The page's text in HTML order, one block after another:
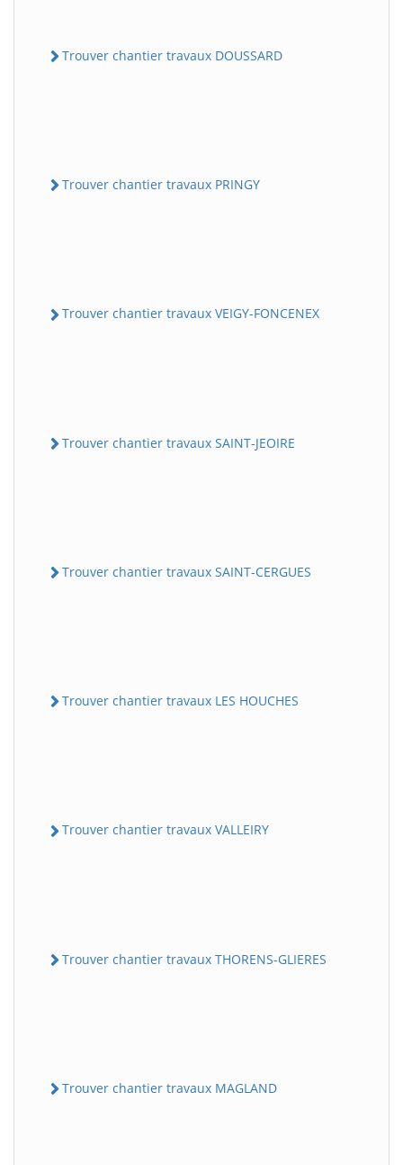
Trouver chantier travaux DOUSSARD
Trouver chantier travaux PRINGY
Trouver chantier travaux VEIGY-FONCENEX
Trouver chantier travaux SAINT-JEOIRE
Trouver chantier travaux SAINT-CERGUES
Trouver chantier travaux LES HOUCHES
Trouver chantier travaux VALLEIRY
Trouver chantier travaux THORENS-GLIERES
Trouver chantier travaux MAGLAND